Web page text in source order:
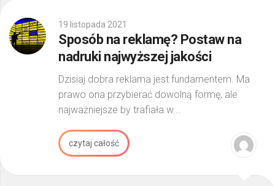
19 listopada 2021
Sposób na reklamę? Postaw na
nadruki najwyższej jakości
Dzisiaj dobra reklama jest fundamentem. Ma
prawo ona przybierać dowolną formę, ale
najważniejsze by trafiała w...
czytaj całość